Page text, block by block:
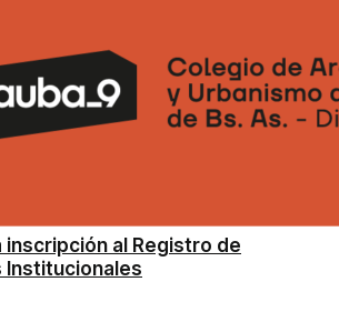
inscripción al Registro de